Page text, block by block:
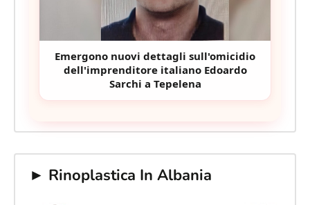
Emergono nuovi dettagli sull'omicidio
dell'imprenditore italiano Edoardo
Sarchi a Tepelena
► Rinoplastica In Albania